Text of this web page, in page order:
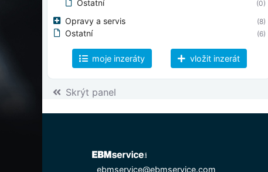
Ostatní (0)
Opravy a servis (8)
Ostatní (6)
moje inzeráty vložit inzerát
Skrýt panel
ebmservice@ebmservice.com